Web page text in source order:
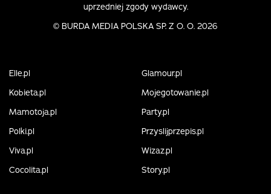
uprzedniej zgody wydawcy.
© BURDA MEDIA POLSKA SP. Z O. O. 2026
Elle.pl
Glamour.pl
Kobieta.pl
Mojegotowanie.pl
Mamotoja.pl
Party.pl
Polki.pl
Przyslijprzepis.pl
Viva.pl
Wizaz.pl
Cocolita.pl
Story.pl